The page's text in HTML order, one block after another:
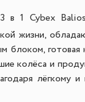
3 в 1 Cybex
жизни,
блоком,
колёса и
лёгкому